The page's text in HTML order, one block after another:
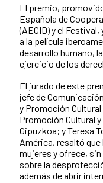
El premio,
Española de
(AECID) y el
a la película
desarrollo humano,
ejercicio de los
El jurado de este
jefe de
y Promoción
Promoción Cultural
Gipuzkoa; y Teresa
América, resaltó que
mujeres y ofrece,
sobre la
además de abrir